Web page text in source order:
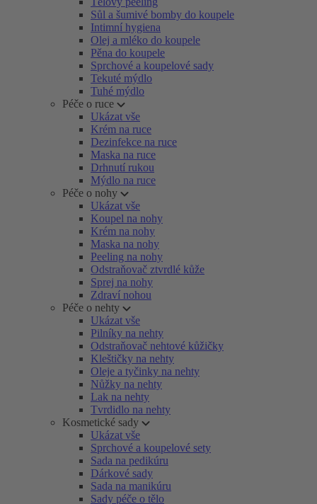
Sůl a šumivé bomby do koupele
Intimní hygiena
Olej a mléko do koupele
Pěna do koupele
Sprchové a koupelové sady
Tekuté mýdlo
Tuhé mýdlo
Péče o ruce
Ukázat vše
Krém na ruce
Dezinfekce na ruce
Maska na ruce
Drhnutí rukou
Mýdlo na ruce
Péče o nohy
Ukázat vše
Koupel na nohy
Krém na nohy
Maska na nohy
Peeling na nohy
Odstraňovač ztvrdlé kůže
Sprej na nohy
Zdraví nohou
Péče o nehty
Ukázat vše
Pilníky na nehty
Odstraňovač nehtové kůžičky
Kleštičky na nehty
Oleje a tyčinky na nehty
Nůžky na nehty
Lak na nehty
Tvrdidlo na nehty
Kosmetické sady
Ukázat vše
Sprchové a koupelové sety
Sada na pedikúru
Dárkové sady
Sada na manikúru
Sady péče o tělo